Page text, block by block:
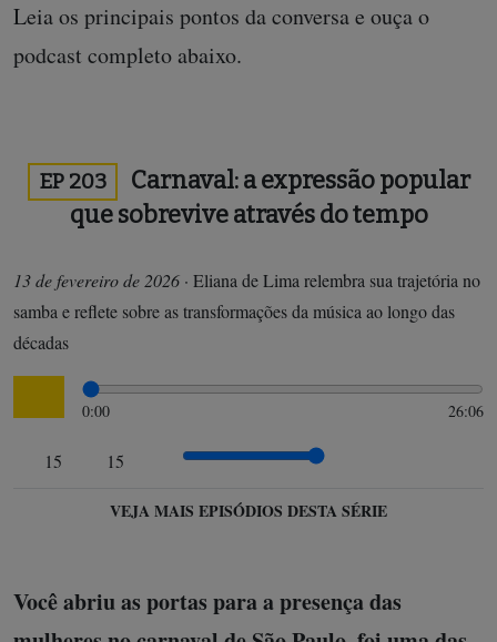
Leia os principais pontos da conversa e ouça o
podcast completo abaixo.
EP 203
Carnaval: a expressão popular
que sobrevive através do tempo
13 de fevereiro de 2026 · Eliana de Lima relembra sua trajetória no
samba e reflete sobre as transformações da música ao longo das
décadas
0:00 26:06
15 15
VEJA MAIS EPISÓDIOS DESTA SÉRIE
Você abriu as portas para a presença das